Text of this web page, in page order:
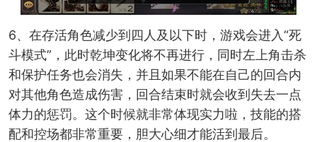
6、在存活角色减少到四人及以下时，游戏会进入“死
斗模式”，此时乾坤变化将不再进行，同时左上角击杀
和保护任务也会消失，并且如果不能在自己的回合内
对其他角色造成伤害，回合结束时就会收到失去一点
体力的惩罚。这个时候就非常体现实力啦，技能的搭
配和控场都非常重要，胆大心细才能活到最后。